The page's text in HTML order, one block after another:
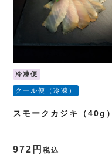
冷凍便
クール便（冷凍）
スモークカジキ（40g）
972 税込